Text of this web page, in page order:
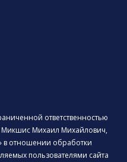
ответственностью
Микшис Михаил Михайлович,
в отношении обработки
пользователями сайта